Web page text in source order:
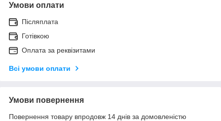
Умови оплати
Післяплата
Готівкою
Оплата за реквізитами
Всі умови оплати
Умови повернення
Повернення товару впродовж 14 днів за домовленістю